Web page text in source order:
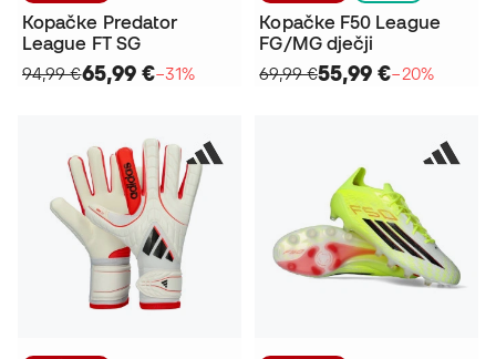
Kopačke Predator
League FT SG
94,99 €65,99 €−31%
Kopačke F50 League
FG/MG dječji
69,99 €55,99 €−20%